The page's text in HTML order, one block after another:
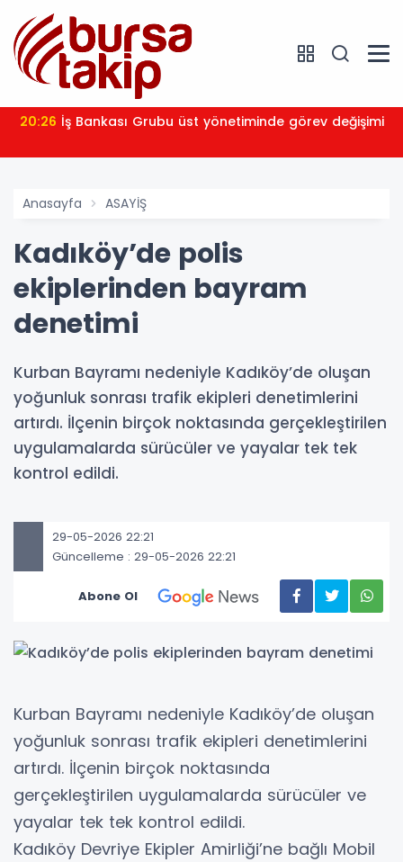
20:26 İş Bankası Grubu üst yönetiminde görev değişimi
Anasayfa ASAYİŞ
Kadıköy’de polis
ekiplerinden bayram
denetimi
Kurban Bayramı nedeniyle Kadıköy’de oluşan
yoğunluk sonrası trafik ekipleri denetimlerini
artırdı. İlçenin birçok noktasında gerçekleştirilen
uygulamalarda sürücüler ve yayalar tek tek
kontrol edildi.
29-05-2026 22:21
Güncelleme : 29-05-2026 22:21
Abone Ol
Kurban Bayramı nedeniyle Kadıköy’de oluşan
yoğunluk sonrası trafik ekipleri denetimlerini
artırdı. İlçenin birçok noktasında
gerçekleştirilen uygulamalarda sürücüler ve
yayalar tek tek kontrol edildi.
Kadıköy Devriye Ekipler Amirliği’ne bağlı Mobil